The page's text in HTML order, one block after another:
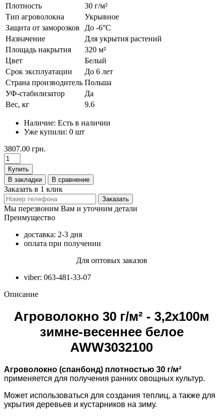
Плотность
30 г/м²
Тип агроволокна
Укрывное
Защита от заморозков
До -6°С
Назначение
Для укрытия растений
Площадь накрытия
320 м²
Цвет
Белый
Срок эксплуатации
До 6 лет
Страна производитель Польша
УФ-стабилизатор
Да
Вес, кг
9.6
Наличие: Есть в наличии
Уже купили: 0 шт
3807.00 грн.
Купить
В закладки
В сравнение
Заказать в 1 клик
Заказать
Мы перезвоним Вам и уточним детали
Преимущество
доставка: 2-3 дня
оплата при получении
Для оптовых заказов
viber: 063-481-33-07
Описание
Агроволокно 30 г/м² - 3,2х100м
зимне-весеннее белое
AWW3032100
Агроволокно (спанбонд) плотностью 30 г/м²
применяется для получения ранних овощных культур.
Может использоваться для создания теплиц, а также для
укрытия деревьев и кустарников на зиму.